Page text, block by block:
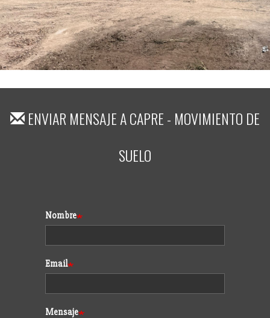
ENVIAR MENSAJE ACAPRE - MOVIMIENTO DE
SUELO
Formulario
Nombre
Email
Mensaje